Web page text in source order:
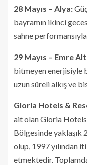
28 Mayıs – Alya:
bayramın ikinci
sahne
29 Mayıs – Emre
bitmeyen enerjisiyle
uzun süreli alkış ve
Gloria Hotels &
ait olan Gloria
Bölgesinde yaklaşık
olup, 1997 yılından
etmektedir.